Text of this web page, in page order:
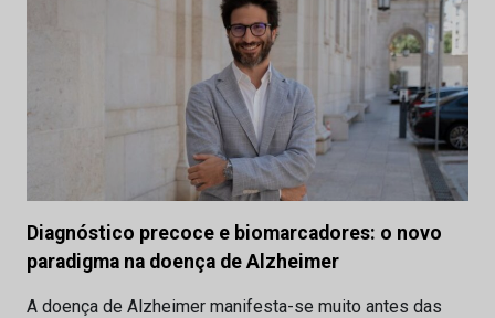
Diagnóstico precoce e biomarcadores: o novo
paradigma na doença de Alzheimer
A doença de Alzheimer manifesta-se muito antes das